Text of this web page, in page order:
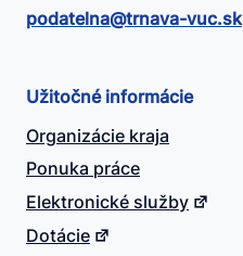
podatelna@​trnava-vuc.sk
Užitočné informácie
Organizácie kraja
Ponuka práce
Elektronické služby
Dotácie